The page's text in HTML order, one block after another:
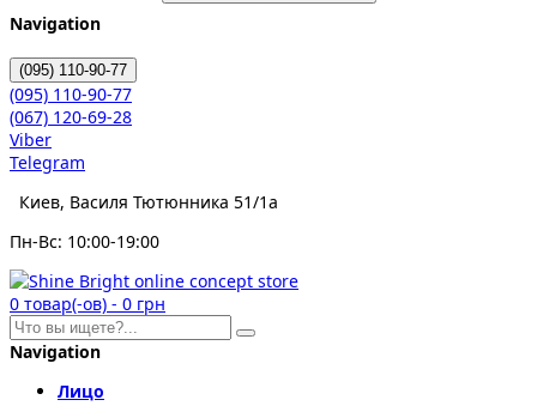
Navigation
(095) 110-90-77
(095) 110-90-77
(067) 120-69-28
Viber
Telegram
Киев, Василя Тютюнника 51/1а
Пн-Вс: 10:00-19:00
0 товар(-ов) - 0 грн
Navigation
Лицо